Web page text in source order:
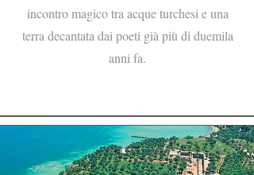
incontro magico tra acque turchesi e una
terra decantata dai poeti già più di duemila
anni fa.